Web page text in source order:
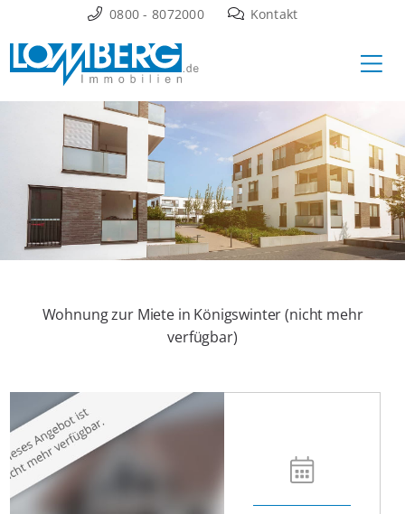
Inhalt
springen
0800 - 8072000 Kontakt
Wohnung zur Miete in Königswinter (nicht mehr
verfügbar)